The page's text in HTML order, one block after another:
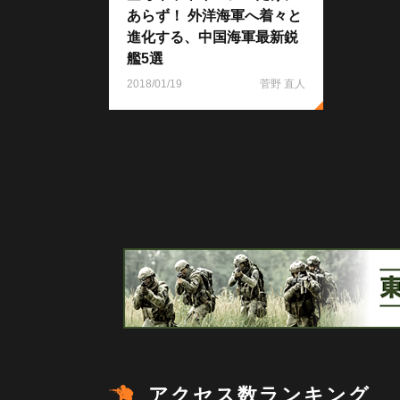
あらず！ 外洋海軍へ着々と
進化する、中国海軍最新鋭
艦5選
2018/01/19 菅野 直人
アクセス数ランキング